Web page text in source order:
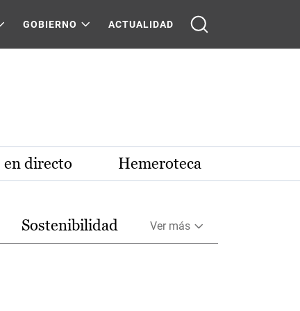
GOBIERNO ACTUALIDAD
en directo Hemeroteca
Sostenibilidad Ver más